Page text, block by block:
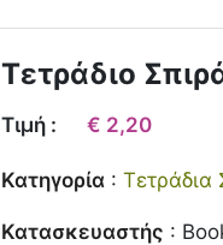
Τετράδιο
Τιμή : € 2,20
Κατηγορία : Τετράδια
Κατασκευαστής :